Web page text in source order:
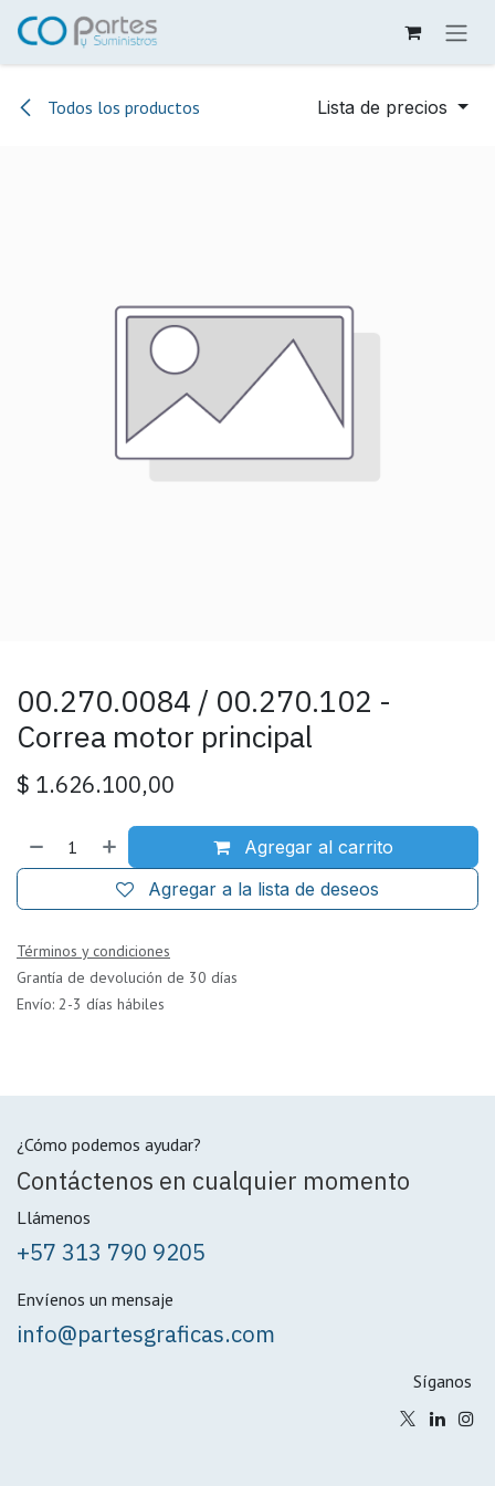
Ir al contenido
Todos los productos Lista de precios
00.270.0084 / 00.270.102 -
Correa motor principal
$ 1.626.100,00
Agregar al carrito
Agregar a la lista de deseos
Términos y condiciones
Grantía de devolución de 30 días
Envío: 2-3 días hábiles
¿Cómo podemos ayudar?
Contáctenos en cualquier momento
Llámenos
+57 313 790 9205
Envíenos un mensaje
info@partesgraficas.com
Síganos